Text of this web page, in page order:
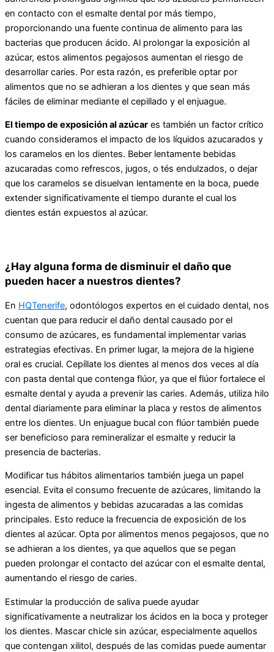
en contacto con el esmalte dental por más tiempo,
proporcionando una fuente continua de alimento para las
bacterias que producen ácido. Al prolongar la exposición al
azúcar, estos alimentos pegajosos aumentan el riesgo de
desarrollar caries. Por esta razón, es preferible optar por
alimentos que no se adhieran a los dientes y que sean más
fáciles de eliminar mediante el cepillado y el enjuague.
El tiempo de exposición al azúcar es también un factor crítico
cuando consideramos el impacto de los líquidos azucarados y
los caramelos en los dientes. Beber lentamente bebidas
azucaradas como refrescos, jugos, o tés endulzados, o dejar
que los caramelos se disuelvan lentamente en la boca, puede
extender significativamente el tiempo durante el cual los
dientes están expuestos al azúcar.
¿Hay alguna forma de disminuir el daño que
pueden hacer a nuestros dientes?
En HQTenerife, odontólogos expertos en el cuidado dental, nos
cuentan que para reducir el daño dental causado por el
consumo de azúcares, es fundamental implementar varias
estrategias efectivas. En primer lugar, la mejora de la higiene
oral es crucial. Cepíllate los dientes al menos dos veces al día
con pasta dental que contenga flúor, ya que el flúor fortalece el
esmalte dental y ayuda a prevenir las caries. Además, utiliza hilo
dental diariamente para eliminar la placa y restos de alimentos
entre los dientes. Un enjuague bucal con flúor también puede
ser beneficioso para remineralizar el esmalte y reducir la
presencia de bacterias.
Modificar tus hábitos alimentarios también juega un papel
esencial. Evita el consumo frecuente de azúcares, limitando la
ingesta de alimentos y bebidas azucaradas a las comidas
principales. Esto reduce la frecuencia de exposición de los
dientes al azúcar. Opta por alimentos menos pegajosos, que no
se adhieran a los dientes, ya que aquellos que se pegan
pueden prolongar el contacto del azúcar con el esmalte dental,
aumentando el riesgo de caries.
Estimular la producción de saliva puede ayudar
significativamente a neutralizar los ácidos en la boca y proteger
los dientes. Mascar chicle sin azúcar, especialmente aquellos
que contengan xilitol, después de las comidas puede aumentar